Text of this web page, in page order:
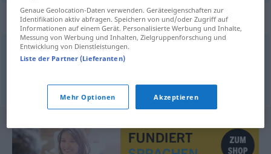
Synonyme für "Großbritannien"
England (ugs.)
© OpenThesaurus.de
Genaue Geolocation-Daten verwenden. Geräteeigenschaften zur
Identifikation aktiv abfragen. Speichern von und/oder Zugriff auf
Informationen auf einem Gerät. Personalisierte Werbung und Inhalte,
Messung von Werbung und Inhalten, Zielgruppenforschung und
Entwicklung von Dienstleistungen.
Liste der Partner (Lieferanten)
Mehr Optionen Akzeptieren